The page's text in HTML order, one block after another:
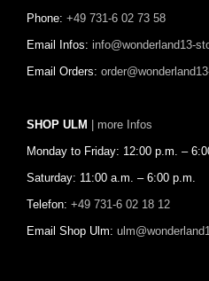
Phone: +49 731-6 02 73 58
Email Infos: info@wonderland13-
Email Orders:
SHOP ULM | more Infos
Monday to Friday: 12:00 p.m. –
Saturday: 11:00 a.m. – 6:00 p.m.
Telefon: +49 731-6 02 18 12
Email Shop Ulm: